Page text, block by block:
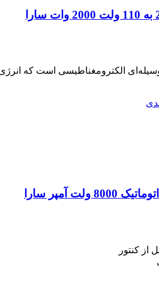
الکترومغناطیسی است که
ولت آمپر سارا
از کنتور